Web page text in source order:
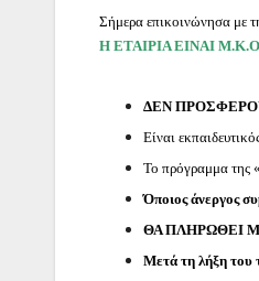
Σήμερα επικοινώνησα με
Η ΕΤΑΙΡΙΑ ΕΙΝΑΙ
ΔΕΝ
Είναι
Το πρόγραμμα της
Όποιος άνεργος
ΘΑ ΠΛΗΡΩΘΕΙ
Μετά τη λήξη του